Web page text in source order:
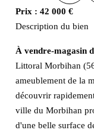
Prix : 42 000 €
Description du bien
À vendre-magasin
Littoral Morbihan
ameublement de la
découvrir
ville du Morbihan
d'une belle surface